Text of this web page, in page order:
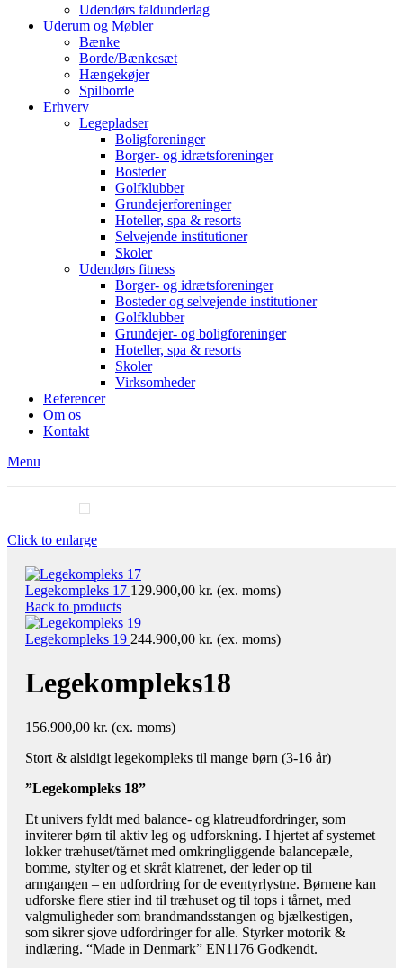
Udendørs faldunderlag
Uderum og Møbler
Bænke
Borde/Bænkesæt
Hængekøjer
Spilborde
Erhverv
Legepladser
Boligforeninger
Borger- og idrætsforeninger
Bosteder
Golfklubber
Grundejerforeninger
Hoteller, spa & resorts
Selvejende institutioner
Skoler
Udendørs fitness
Borger- og idrætsforeninger
Bosteder og selvejende institutioner
Golfklubber
Grundejer- og boligforeninger
Hoteller, spa & resorts
Skoler
Virksomheder
Referencer
Om os
Kontakt
Menu
Click to enlarge
Legekompleks 17 129.900,00 kr. (ex. moms)
Back to products
Legekompleks 19 244.900,00 kr. (ex. moms)
Legekompleks18
156.900,00 kr. (ex. moms)
Stort & alsidigt legekompleks til mange børn (3-16 år)
”Legekompleks 18”
Et univers fyldt med balance- og klatreudfordringer, som
inviterer børn til aktiv leg og udforskning. I hjertet af systemet
lokker træhuset/tårnet med omkringliggende balancepæle,
bomme, stylter og et skråt klatrenet, der leder op til
armgangen – en udfordring for de eventyrlystne. Børnene kan
udforske flere stier ind til træhuset og til tops i tårnet, med
valgmuligheder som brandmandsstangen og bjælkestigen,
som sikrer sjove udfordringer for alle. Styrker motorik &
indlæring. “Made in Denmark” EN1176 Godkendt.